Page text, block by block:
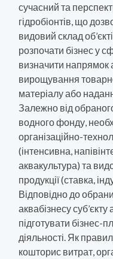
сучасний та
гідробіонтів, що
видовий склад
розпочати бізнес у
визначити напрямок
вирощування
матеріалу або
Залежно від
водного фонду,
організаційно-
(інтенсивна,
аквакультура) та
продукції (ставка,
Відповідно до
аквабізнесу
підготувати бізнес-
діяльності. Як
кошторис витрат,